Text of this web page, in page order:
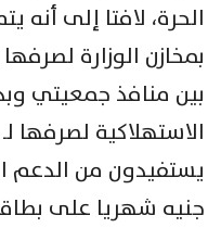
بين منافذ جمعيتي
جنيه شهريا على